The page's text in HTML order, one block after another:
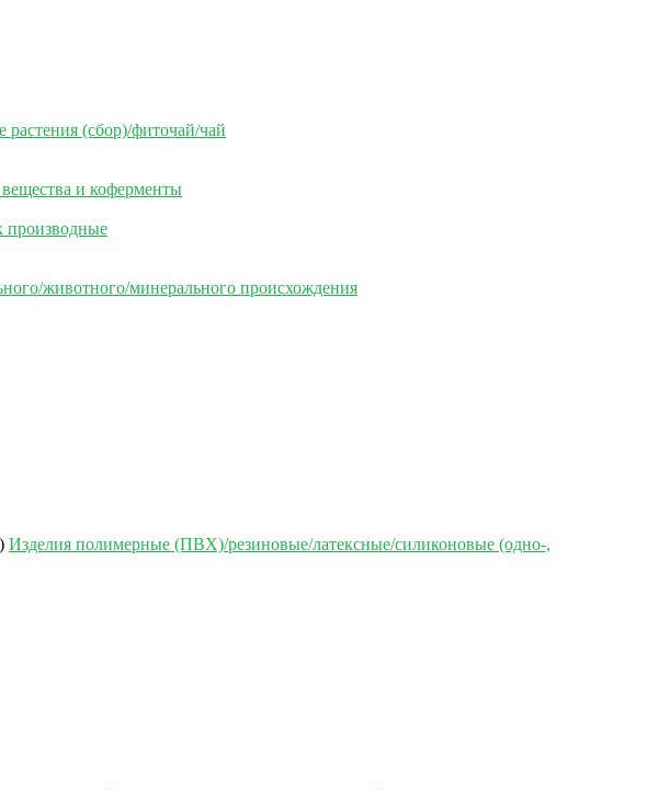
растения (сбор)/фиточай/чай
и коферменты
животного/минерального происхождения
Изделия полимерные (ПВХ)/резиновые/латексные/силиконовые (одно-,